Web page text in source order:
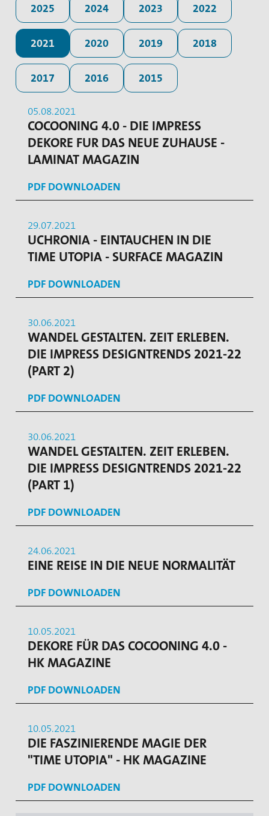
2025 2024 2023 2022
2021 2020 2019 2018
2017 2016 2015
05.08.2021
COCOONING 4.0 - DIE IMPRESS
DEKORE FUR DAS NEUE ZUHAUSE -
LAMINAT MAGAZIN
PDF DOWNLOADEN
29.07.2021
UCHRONIA - EINTAUCHEN IN DIE
TIME UTOPIA - SURFACE MAGAZIN
PDF DOWNLOADEN
30.06.2021
WANDEL GESTALTEN. ZEIT ERLEBEN.
DIE IMPRESS DESIGNTRENDS 2021-22
(PART 2)
PDF DOWNLOADEN
30.06.2021
WANDEL GESTALTEN. ZEIT ERLEBEN.
DIE IMPRESS DESIGNTRENDS 2021-22
(PART 1)
PDF DOWNLOADEN
24.06.2021
EINE REISE IN DIE NEUE NORMALITÄT
PDF DOWNLOADEN
10.05.2021
DEKORE FÜR DAS COCOONING 4.0 -
HK MAGAZINE
PDF DOWNLOADEN
10.05.2021
DIE FASZINIERENDE MAGIE DER
"TIME UTOPIA" - HK MAGAZINE
PDF DOWNLOADEN